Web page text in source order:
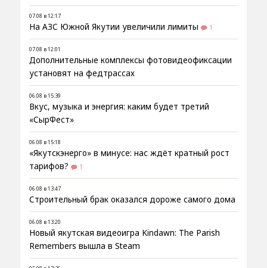
07.08 в 12:17
На АЗС Южной Якутии увеличили лимиты 1
07.08 в 12:01
Дополнительные комплексы фотовидеофиксации
установят на федтрассах
06.08 в 15:39
Вкус, музыка и энергия: каким будет третий
«СырФест»
06.08 в 15:18
«Якутскэнерго» в минусе: нас ждёт кратный рост
тарифов?
1
06.08 в 13:47
Строительный брак оказался дороже самого дома
06.08 в 13:20
Новый якутская видеоигра Kindawn: The Parish
Remembers вышла в Steam